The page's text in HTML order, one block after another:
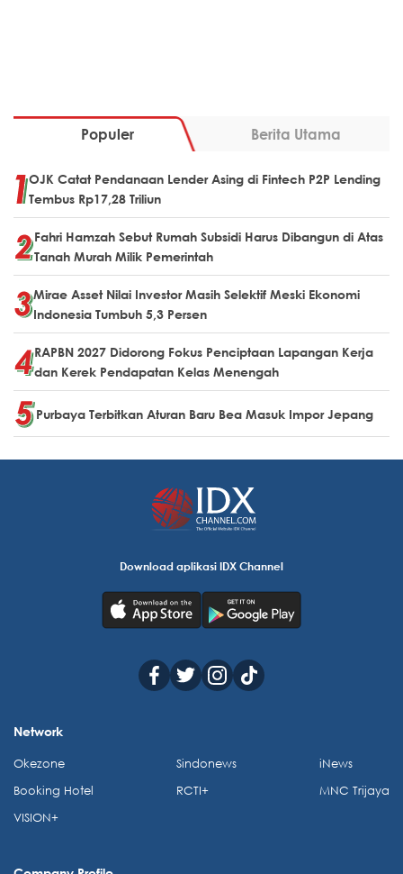
Populer Berita Utama
OJK Catat Pendanaan Lender Asing di Fintech P2P Lending
Tembus Rp17,28 Triliun
Fahri Hamzah Sebut Rumah Subsidi Harus Dibangun di Atas
Tanah Murah Milik Pemerintah
Mirae Asset Nilai Investor Masih Selektif Meski Ekonomi
Indonesia Tumbuh 5,3 Persen
RAPBN 2027 Didorong Fokus Penciptaan Lapangan Kerja
dan Kerek Pendapatan Kelas Menengah
Purbaya Terbitkan Aturan Baru Bea Masuk Impor Jepang
Download aplikasi IDX Channel
Network
Okezone
Booking Hotel
VISION+
Sindonews
RCTI+
iNews
MNC Trijaya